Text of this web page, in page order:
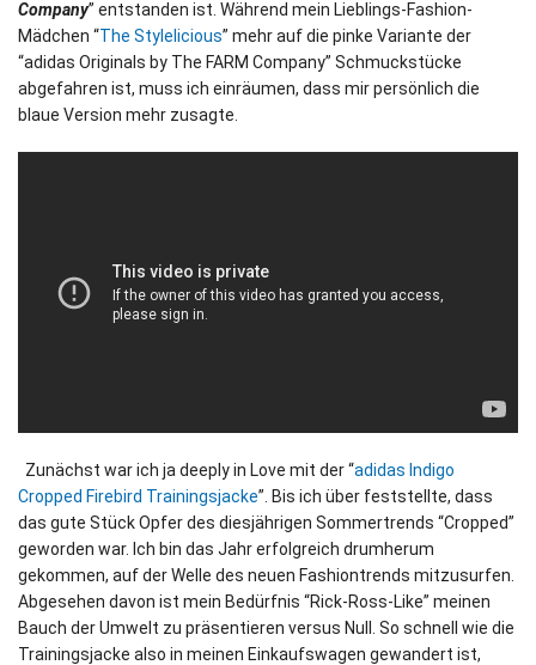
Company” entstanden ist. Während mein Lieblings-Fashion-
Mädchen “The Stylelicious” mehr auf die pinke Variante der
“adidas Originals by The FARM Company” Schmuckstücke
abgefahren ist, muss ich einräumen, dass mir persönlich die
blaue Version mehr zusagte.
Zunächst war ich ja deeply in Love mit der “adidas Indigo
Cropped Firebird Trainingsjacke”. Bis ich über feststellte, dass
das gute Stück Opfer des diesjährigen Sommertrends “Cropped”
geworden war. Ich bin das Jahr erfolgreich drumherum
gekommen, auf der Welle des neuen Fashiontrends mitzusurfen.
Abgesehen davon ist mein Bedürfnis “Rick-Ross-Like” meinen
Bauch der Umwelt zu präsentieren versus Null. So schnell wie die
Trainingsjacke also in meinen Einkaufswagen gewandert ist,